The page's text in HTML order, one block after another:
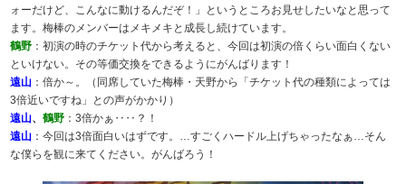
ォーだけど、こんなに動けるんだぞ！」というところお見せしたいなと思って
ます。梅棒のメンバーはメキメキと成長し続けています。
鶴野 ：初演の時のチケット代から考えると、今回は初演の倍くらい面白くない
といけない。その等価交換をできるようにがんばります！
遠山 ：倍か～。（同席していた梅棒・天野から「チケット代の種類によっては
3倍近いですね」との声がかかり）
遠山、鶴野 ：3倍かぁ‥‥？！
遠山 ：今回は3倍面白いはずです。…すごくハードル上げちゃったなぁ…そん
な僕らを観に来てください。がんばろう！